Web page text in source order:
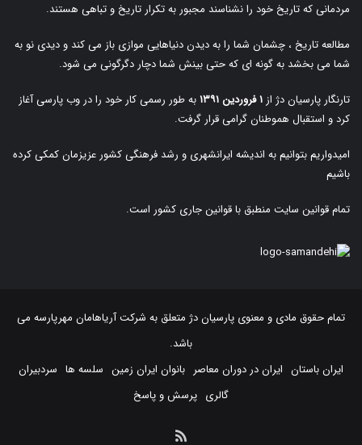
مردمانی که تاریخ خود را نشناسند مجبور به تکرار تاریخ و تباهی هستند.
مطالعه تاریخ ، چشمان شما را به دیدن دنیاهایی موازی باز می کند و دیدی نو به
شما می بخشد به گونه ای که حتی بینش شما دچار دگرگونی می شود.
تارنگار پارسیان دژ از ۱ فروردین ۱۳۹۱
به طور رسمی کار خود را در وب پارسی آغاز
کرد و استقبال هموطنان گرامی قرار گرفت.
امیدواریم بتوانیم به اندیشه ایرانشهری و رشد فرهنگی کشور عزیزمان کمکی کرده
باشیم
تمام قوانین سایت منطبق با قوانین جاری کشور است.
تمام حقوق مادی و معنوی پارسیان دژ متعلق به شرکت آریاهامان مهرپارسه می
باشد.
ایران باستان ایران در دوران معاصر بانوان ایران زمین سلسه ها سردبیران
گالری پرسش و پاسخ
خوراک